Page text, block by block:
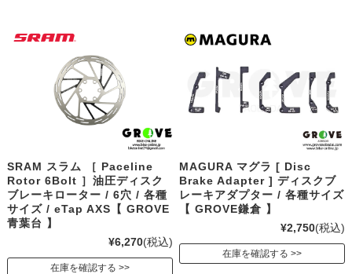
SRAM スラム ［ Paceline
Rotor 6Bolt ］油圧ディスク
ブレーキローター / 6穴 / 各種
サイズ / eTap AXS【 GROVE
青葉台 】
¥6,270(税込)
在庫を確認する
MAGURA マグラ [ Disc
Brake Adapter ] ディスクブ
レーキアダプター / 各種サイズ
【 GROVE鎌倉 】
¥2,750(税込)
在庫を確認する